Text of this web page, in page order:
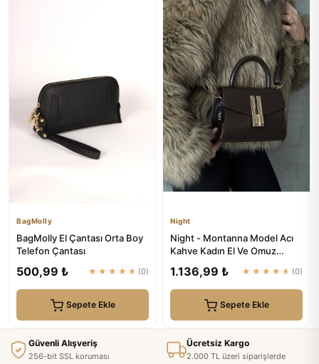
BagMolly
BagMolly El Çantası Orta Boy
Telefon Çantası
500,99 ₺ ★★★★★ (0)
Sepete Ekle
Night
Night - Montanna Model Acı
Kahve Kadın El Ve Omuz
1.136,99 ₺ ★★★★★ (0)
Sepete Ekle
Güvenli Alışveriş
256-bit SSL koruması
Ücretsiz Kargo
2.000 TL üzeri siparişlerde